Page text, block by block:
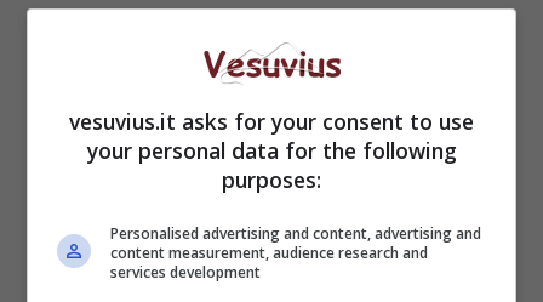
Leggi anche-> Meteo, brusco crollo delle
temperature: allerta in quattro regioni italiane
vesuvius.it asks for your consent to use
your personal data for the following
purposes:
Personalised advertising and content, advertising and
content measurement, audience research and
services development